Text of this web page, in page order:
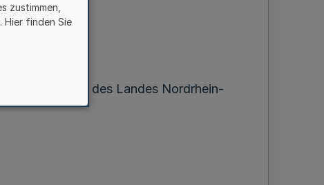
des Landes Nordrhein-
zustimmen,
Hier finden Sie